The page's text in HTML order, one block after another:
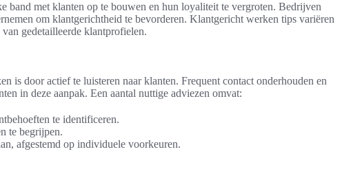
band met klanten op te bouwen en hun loyaliteit te vergroten. Bedrijven
om klantgerichtheid te bevorderen. Klantgericht werken tips variëren
gedetailleerde klantprofielen.
is door actief te luisteren naar klanten. Frequent contact onderhouden en
in deze aanpak. Een aantal nuttige adviezen omvat:
te identificeren.
te begrijpen.
afgestemd op individuele voorkeuren.